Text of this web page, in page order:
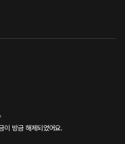
이 방금 해제되었어요.